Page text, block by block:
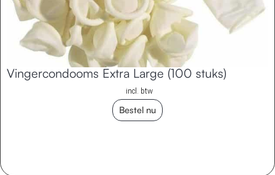
Vingercondooms Extra Large (100 stuks)
incl. btw
Bestel nu